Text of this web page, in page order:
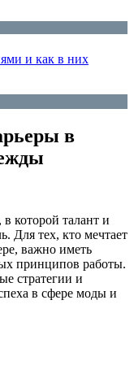
и как в них
в
которой талант и
Для тех, кто мечтает
важно иметь
принципов работы.
стратегии и
в сфере моды и